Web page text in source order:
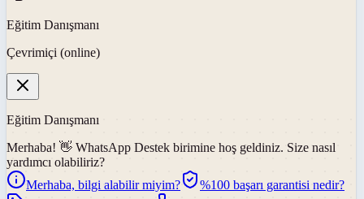
Eğitim Danışmanı
Çevrimiçi (online)
Eğitim Danışmanı
Merhaba! 👋 WhatsApp Destek birimine hoş geldiniz. Size nasıl
yardımcı olabiliriz?
Merhaba, bilgi alabilir miyim?
%100 başarı garantisi nedir?